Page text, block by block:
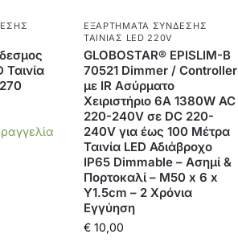
Ταινία
ΕΞΑΡΤΉΜΑΤΑ ΣΎΝΔΕΣΗΣ
ΤΑΙΝΊΑΣ LED 220V
GLOBOSTAR® EPISLIM-B
70521 Dimmer / Controller
με IR Ασύρματο
Χειριστήριο 6A 1380W AC
220-240V σε DC 220-
240V για έως 100 Μέτρα
Ταινία LED Αδιάβροχο
IP65 Dimmable – Ασημί &
Πορτοκαλί – Μ50 x 6 x
Υ1.5cm – 2 Χρόνια
Εγγύηση
€10,00